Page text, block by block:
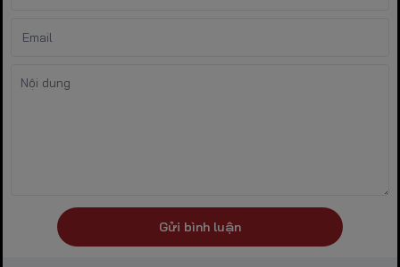
Gửi bình luận